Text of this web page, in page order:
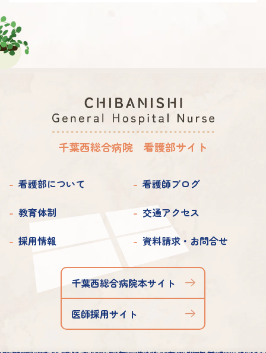
2025年 1月
2024年 1月
2023年 6月
2023年 3月
2023年 2月
2022年 6月
2022年 3月
2022年 2月
2022年 1月
2021年 8月
2021年 5月
2021年 4月
2021年 3月
2021年 2月
2021年 1月
2020年 9月
2020年 6月
2020年 4月
2020年 3月
2020年 2月
2019年 9月
2019年 6月
2019年 4月
2019年 3月
2019年 2月
2019年 1月
千葉西総合病院 看護部サイト
看護部について
看護師ブログ
教育体制
交通アクセス
採用情報
資料請求・お問合せ
千葉西総合病院本サイト
医師採用サイト